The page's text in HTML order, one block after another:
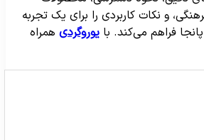
و نکات کاربردی را برای یک تجربه
فراهم می‌کند. بایوروگردیهمراه